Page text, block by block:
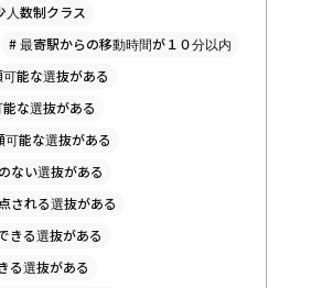
人数制クラス
#最寄駅からの移動時間が１０分以内
能な選抜がある
な選抜がある
能な選抜がある
ない選抜がある
される選抜がある
きる選抜がある
る選抜がある